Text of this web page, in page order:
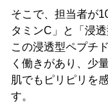
そこで、担当者が
タミンC」と「浸
この浸透型ペプチ
く働きがあり、少
肌でもピリピリを
す。